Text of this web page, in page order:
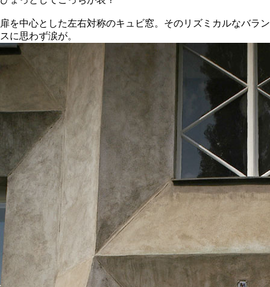
扉を中心とした左右対称のキュビ窓。そのリズミカルなバラン
スに思わず涙が。